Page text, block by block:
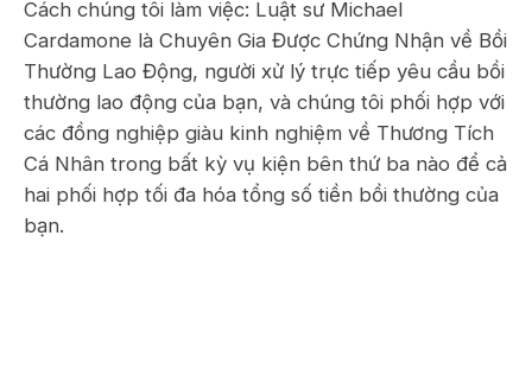
Cách chúng tôi làm việc: Luật sư Michael
Cardamone là Chuyên Gia Được Chứng Nhận về Bồi
Thường Lao Động, người xử lý trực tiếp yêu cầu bồi
thường lao động của bạn, và chúng tôi phối hợp với
các đồng nghiệp giàu kinh nghiệm về Thương Tích
Cá Nhân trong bất kỳ vụ kiện bên thứ ba nào để cả
hai phối hợp tối đa hóa tổng số tiền bồi thường của
bạn.